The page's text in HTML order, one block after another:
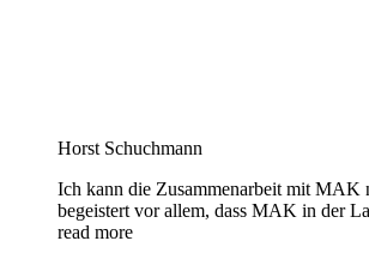
Horst Schuchmann
Ich kann die Zusammenarbeit mit MAK
begeistert vor allem, dass MAK in der
read more